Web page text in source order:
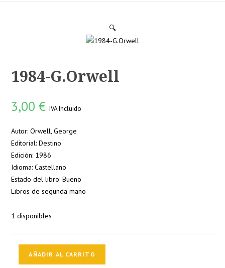
🔍
1984-G.Orwell
3,00€ IVA Incluido
Autor: Orwell, George
Editorial: Destino
Edición: 1986
Idioma: Castellano
Estado del libro: Bueno
Libros de segunda mano
1 disponibles
AÑADIR AL CARRITO